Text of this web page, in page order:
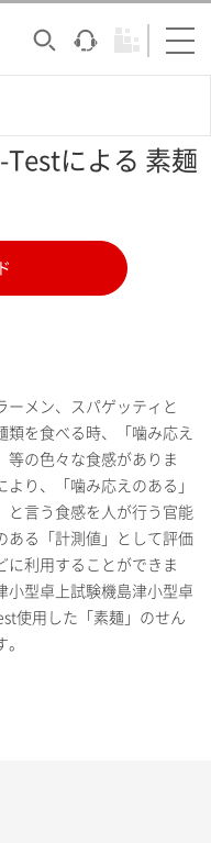
Testによる 素麺
ーメン、スパゲッティと
類を食べる時、「噛み応え
等の色々な食感がありま
り、「噛み応えのある」
と言う食感を人が行う官能
ある「計測値」として評価
に利用することができま
小型卓上試験機島津小型卓
使用した「素麺」のせん